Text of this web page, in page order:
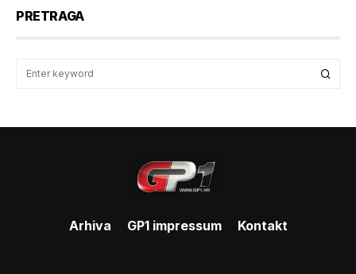
PRETRAGA
Arhiva GP1 impressum Kontakt